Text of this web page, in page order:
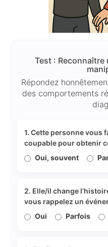
Test :
Répondez
des comportements
1. Cette personne vous
coupable pour obtenir
Oui, souvent
2. Elle/il change
vous rappelez un
Oui
Parfois